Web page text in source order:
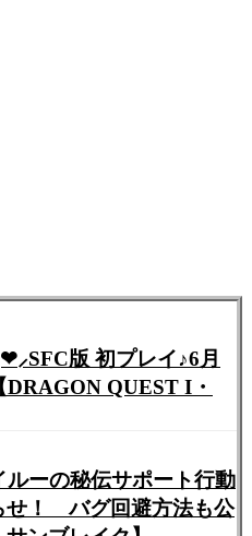
版 初プレイ♪6月
QUEST I・
ルーの秘伝サポート行動
せ！ バグ回避方法も公